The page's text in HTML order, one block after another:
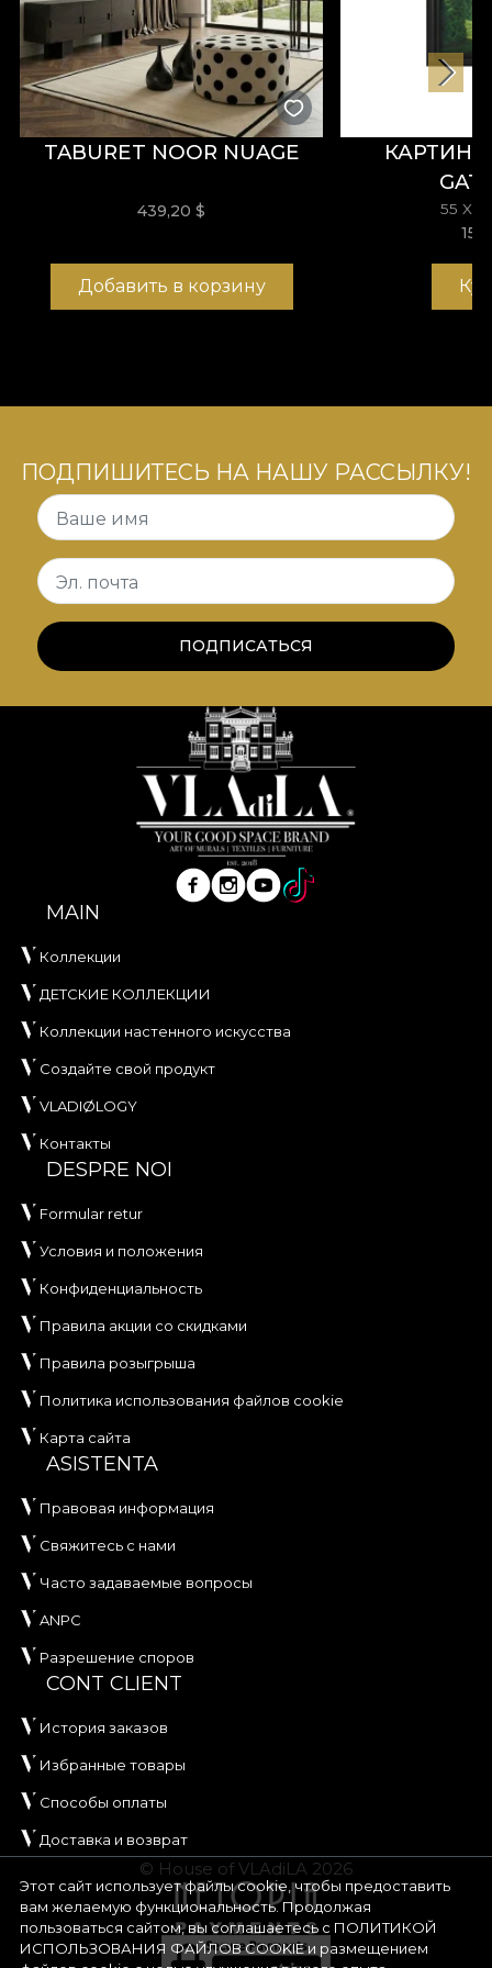
TABURET NOOR NUAGE
439,20$
Добавить в корзину
КАРТИНА
55 X
Этот сайт использует файлы cookie, чтобы предоставить
вам желаемую функциональность. Продолжая
пользоваться сайтом, вы соглашаетесь с ПОЛИТИКОЙ
ИСПОЛЬЗОВАНИЯ ФАЙЛОВ COOKIEи размещением
ПОДПИШИТЕСЬ НА НАШУ РАССЫЛКУ!
Ваше имя
Эл. почта
ПОДПИСАТЬСЯ
MAIN
Коллекции
ДЕТСКИЕ КОЛЛЕКЦИИ
Коллекции настенного искусства
Создайте свой продукт
VLADIØLOGY
Контакты
DESPRE NOI
Formular retur
Условия и положения
Конфиденциальность
Правила акции со скидками
Правила розыгрыша
Политика использования файлов cookie
Карта сайта
ASISTENTA
Правовая информация
Свяжитесь с нами
Часто задаваемые вопросы
ANPC
Разрешение споров
CONT CLIENT
История заказов
Избранные товары
Способы оплаты
Доставка и возврат
© House of VLAdiLA 2026